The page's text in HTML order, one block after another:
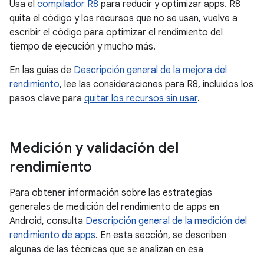
Usa el compilador R8 para reducir y optimizar apps. R8
quita el código y los recursos que no se usan, vuelve a
escribir el código para optimizar el rendimiento del
tiempo de ejecución y mucho más.
En las guías de Descripción general de la mejora del
rendimiento, lee las consideraciones para R8, incluidos los
pasos clave para quitar los recursos sin usar.
Medición y validación del
rendimiento
Para obtener información sobre las estrategias
generales de medición del rendimiento de apps en
Android, consulta Descripción general de la medición del
rendimiento de apps. En esta sección, se describen
algunas de las técnicas que se analizan en esa